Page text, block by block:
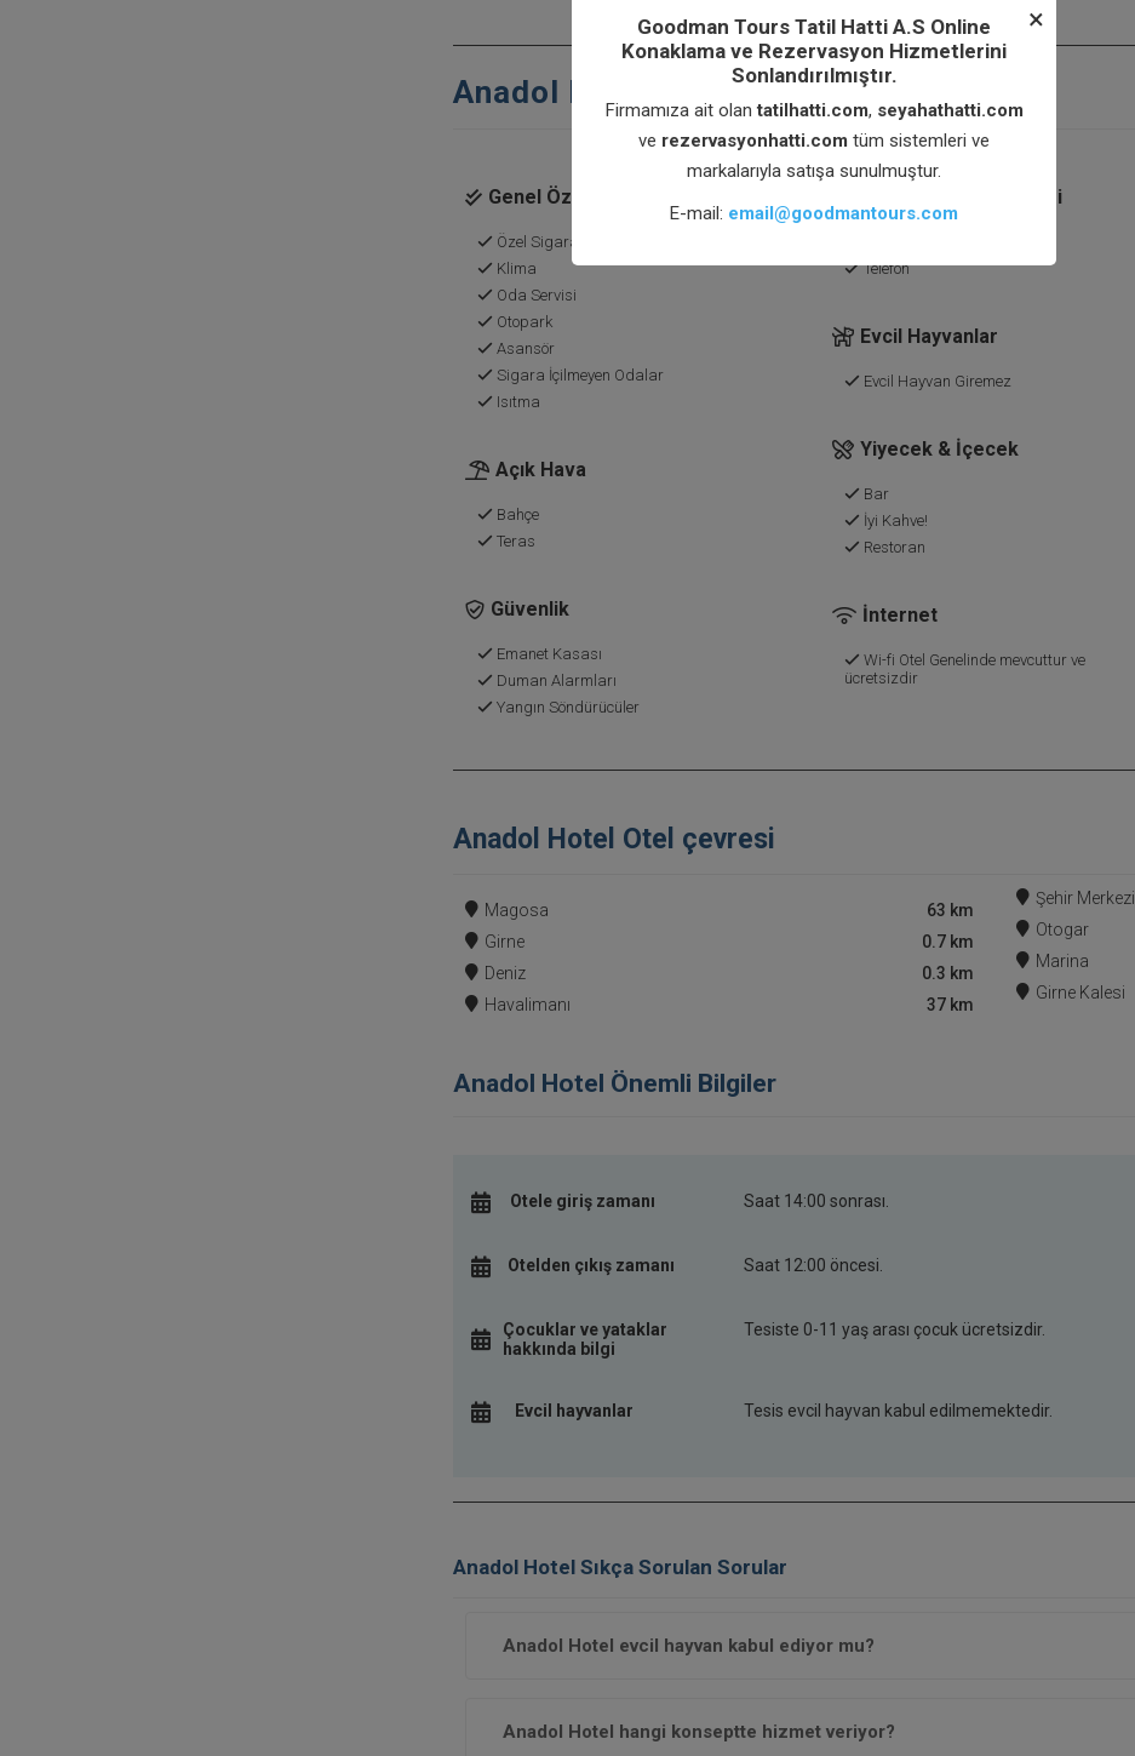
Anadol Hotel Tesisinin Özellikleri
Genel Özellikler
Özel Sigara İçilir Alan
Klima
Oda Servisi
Otopark
Asansör
Sigara İçilmeyen Odalar
Isıtma
Açık Hava
Bahçe
Teras
Güvenlik
Emanet Kasası
Duman Alarmları
Yangın Söndürücüler
Resepsiyon hizmetleri
Telefon
Evcil Hayvanlar
Evcil Hayvan Giremez
Yiyecek & İçecek
Bar
İyi Kahve!
Restoran
İnternet
Wi-fi Otel Genelinde mevcuttur ve
ücretsizdir
Anadol Hotel Otel çevresi
Magosa
63 km
Girne
0.7 km
Deniz
0.3 km
Havalimanı
37 km
Şehir Merkezi
Otogar
Marina
Girne Kalesi
Anadol Hotel Önemli Bilgiler
Otele giriş zamanı Saat 14:00 sonrası.
Otelden çıkış zamanı Saat 12:00 öncesi.
Çocuklar ve yataklar
hakkında bilgi
Tesiste 0-11 yaş arası çocuk ücretsizdir.
Evcil hayvanlar Tesis evcil hayvan kabul edilmemektedir.
Anadol Hotel Sıkça Sorulan Sorular
Anadol Hotel evcil hayvan kabul ediyor mu?
Anadol Hotel hangi konseptte hizmet veriyor?
×
Goodman Tours Tatil Hatti A.S Online
Konaklama ve Rezervasyon Hizmetlerini
Sonlandırılmıştır.
Firmamıza ait olantatilhatti.com, seyahathatti.com
ve rezervasyonhatti.com tüm sistemleri ve
markalarıyla satışa sunulmuştur.
E-mail: email@goodmantours.com